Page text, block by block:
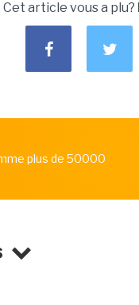
Cet article vous a plu?
plus de 50000